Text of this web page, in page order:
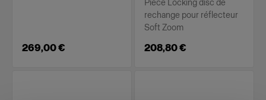
269,00 €
Pièce Locking disc de
rechange pour réflecteur
Soft Zoom
208,80 €